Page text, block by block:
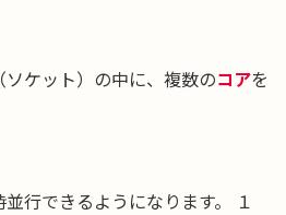
ケット）の中に、複数のコアを
行できるようになります。 １